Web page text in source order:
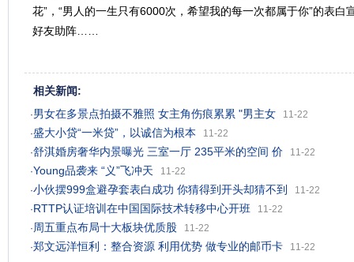
花”，“男人的一生只有6000次，希望我的每一次都属于你”的表白
好友助阵……
相关新闻:
·男女在多景点拍摄不雅照 女主角伤痕累累 "男主女
11-22
·盛大小贷“一米贷”，以诚信为根本
11-22
·舒淇婚房奢华内景曝光 三室一厅 235平米的空间 价
11-22
·Young品袭来 “义”飞冲天
11-22
·小伙摆999盒避孕套表白成功 你猜得到开头却猜不到
11-22
·RTTP认证培训在中国国际技术转移中心开班
11-22
· 周五重点布局十大板块优质股
11-22
·郑文远洋恒利：整合资源 利用优势 做专业的邮币卡 11-22